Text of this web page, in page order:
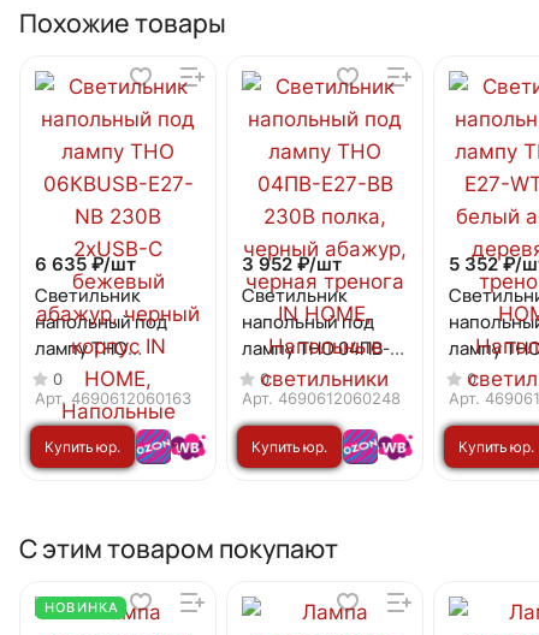
Похожие товары
6 635 ₽/шт
Светильник
напольный под
лампу ТНО
06КВUSB-Е27-NB
230В 2хUSB-C
бежевый абажур,
черный корпус IN
HOME
0
Арт. 4690612060163
Купить юр.
3 952 ₽/шт
Светильник
напольный под
лампу ТНО 04ПВ-
Е27-BB 230В полка,
черный абажур,
черная тренога IN
HOME
0
Арт. 4690612060248
Купить юр.
5 352 ₽/
лампу
WT 230В
абажур,
тренога
0
Арт.
Купить юр.
С этим товаром покупают
НОВИНКА